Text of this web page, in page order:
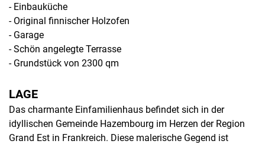
- Einbauküche
- Original finnischer Holzofen
- Garage
- Schön angelegte Terrasse
- Grundstück von 2300 qm
LAGE
Das charmante Einfamilienhaus befindet sich in der
idyllischen Gemeinde Hazembourg im Herzen der Region
Grand Est in Frankreich. Diese malerische Gegend ist